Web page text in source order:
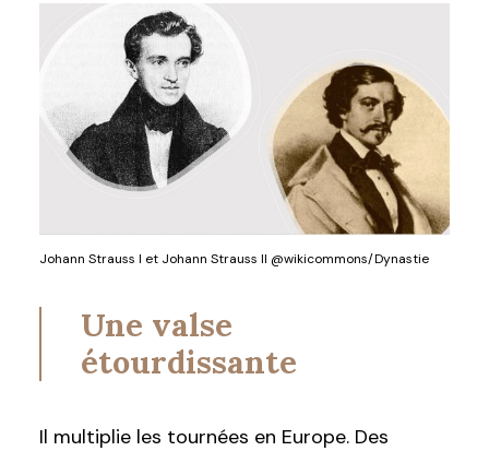
Johann Strauss I et Johann Strauss II @wikicommons/Dynastie
Une valse
étourdissante
Il multiplie les tournées en Europe. Des